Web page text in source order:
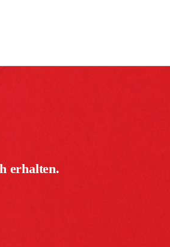
erhalten.